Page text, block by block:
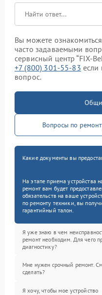
Вы можете
часто задаваемыми
сервисный центр “FIX-
+7 (800) 301-55-83 если
вопрос.
Вопросы по
Какие документы вы
На этапе приема устройства
ремонт вам будет
обязательств на ваше
по ремонту техники, вы
гарантийный талон.
Я уже знаю в чем
ремонт необходим. Для чего
диагностику?
Мне нужен срочный ремонт.
сделать?
Я хочу, чтобы мое устройство